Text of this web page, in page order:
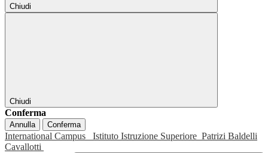
Chiudi
Chiudi
Conferma
Annulla Conferma
International Campus Istituto Istruzione Superiore Patrizi Baldelli
Cavallotti